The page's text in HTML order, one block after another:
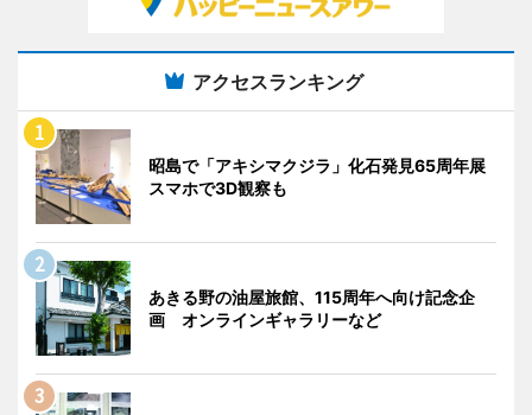
アクセスランキング
昭島で「アキシマクジラ」化石発見65周年展
スマホで3D観察も
あきる野の油屋旅館、115周年へ向け記念企
画 オンラインギャラリーなど